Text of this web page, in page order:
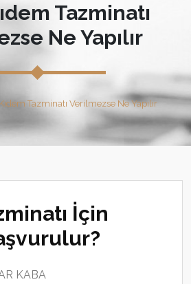
Tazminatı
Ne Yapılır
Tazminatı Verilmezse Ne Yapılır
İçin
KABA